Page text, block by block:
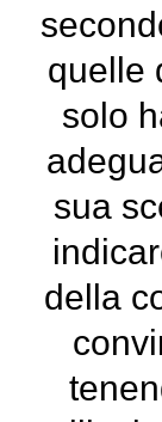
quelle
solo
sua
della